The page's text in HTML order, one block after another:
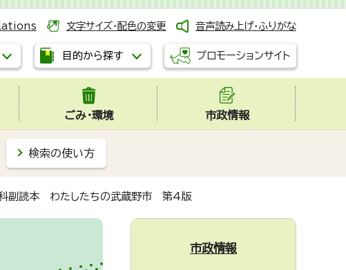
文字サイズ・配色の変更 音声読み上げ・ふりがな
目的から探す プロモーションサイト
ごみ・環境 市政情報
検索の使い方
科副読本 わたしたちの武蔵野市 第4版
市政情報